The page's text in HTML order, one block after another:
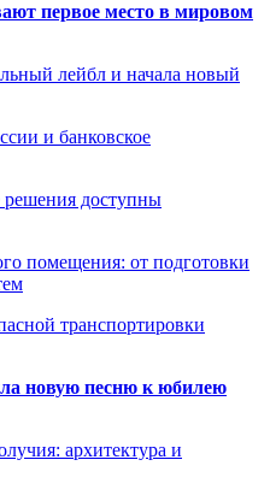
первое место в мировом
лейбл и начала новый
и банковское
решения доступны
помещения: от подготовки
транспортировки
новую песню к юбилею
архитектура и